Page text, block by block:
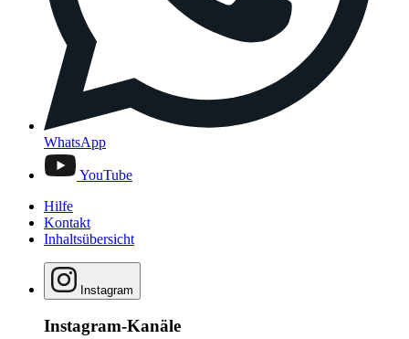
WhatsApp
YouTube
Hilfe
Kontakt
Inhaltsübersicht
Instagram
Instagram-Kanäle